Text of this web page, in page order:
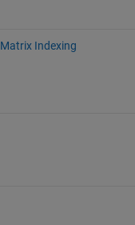
Matrix Indexing